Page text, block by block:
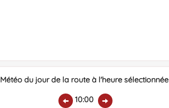
Météo du jour de la route à l'heure sélectionnée
10:00